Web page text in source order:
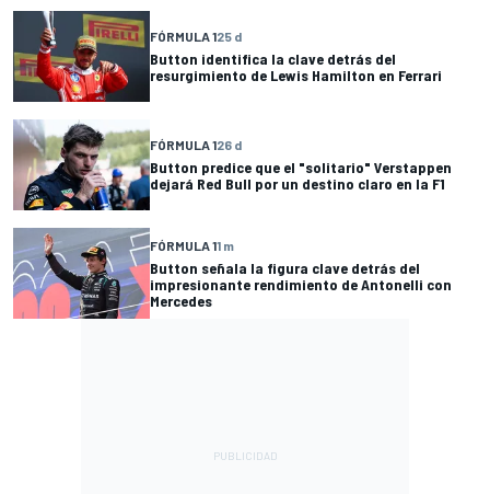
FÓRMULA 125 d
Button identifica la clave detrás del
resurgimiento de Lewis Hamilton en Ferrari
FÓRMULA 126 d
Button predice que el "solitario" Verstappen
dejará Red Bull por un destino claro en la F1
FÓRMULA 11 m
Button señala la figura clave detrás del
impresionante rendimiento de Antonelli con
Mercedes